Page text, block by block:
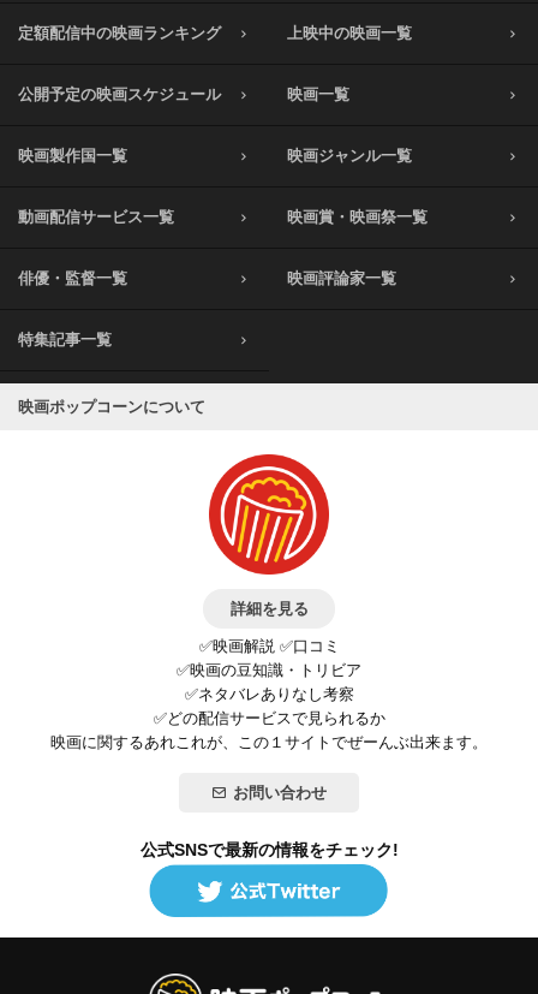
定額配信中の映画ランキング 上映中の映画一覧
公開予定の映画スケジュール 映画一覧
映画製作国一覧 映画ジャンル一覧
動画配信サービス一覧 映画賞・映画祭一覧
俳優・監督一覧 映画評論家一覧
特集記事一覧
映画ポップコーンについて
詳細を見る
✅映画解説 ✅口コミ
✅映画の豆知識・トリビア
✅ネタバレありなし考察
✅どの配信サービスで見られるか
映画に関するあれこれが、この１サイトでぜーんぶ出来ます。
お問い合わせ
公式SNSで最新の情報をチェック!